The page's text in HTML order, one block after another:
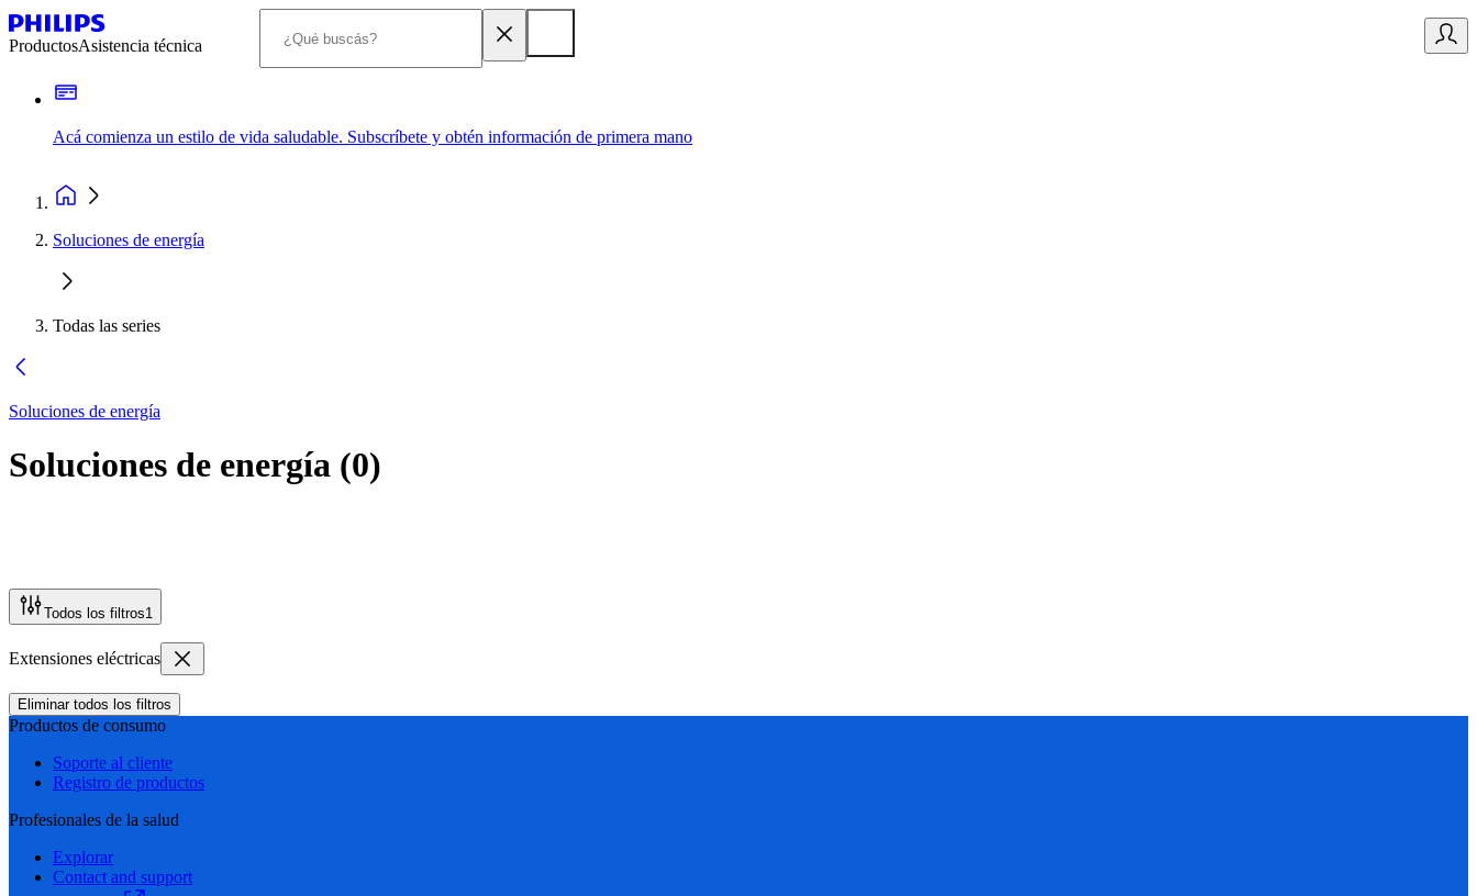
ProductosAsistencia técnica
Acá comienza un estilo de vida saludable. Subscríbete y obtén información de primera mano
Soluciones de energía
Todas las series
Soluciones de energía
Soluciones de energía (0)
Todos los filtros1
Extensiones eléctricas
Eliminar todos los filtros
Productos de consumo
Soporte al cliente
Registro de productos
Profesionales de la salud
Explorar
Contact and support